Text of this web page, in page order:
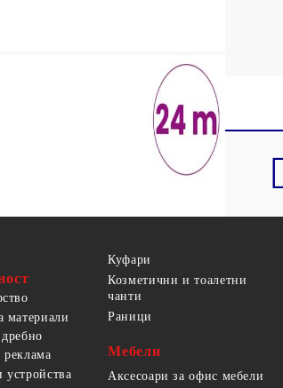
материали
Куфари
Козметични и тоалетни
чанти
Раници
Мебели
Аксесоари за офис мебели